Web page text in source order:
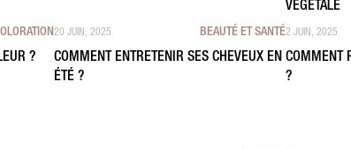
VÉGÉTALE
?
20 JUIN, 2025 BEAUTÉ ET SANTÉ
COMMENT ENTRETENIR SES CHEVEUX EN
ÉTÉ ?
2 JUIN, 2025
COMMENT
?